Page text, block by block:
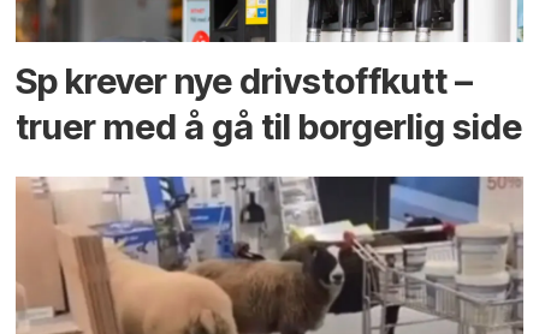
Sp krever nye drivstoffkutt –
truer med å gå til borgerlig side